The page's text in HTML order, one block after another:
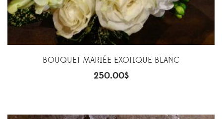
BOUQUET MARIÉE EXOTIQUE BLANC
250.00$